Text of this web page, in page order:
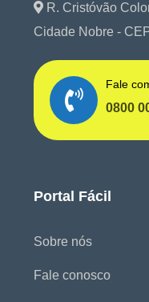
R. Cristóvão
Cidade Nobre -
Fale
0800
Portal Fácil
Sobre nós
Fale conosco